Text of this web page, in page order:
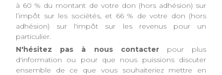
à 60 % du montant de votre don (hors adhésion) sur
l’impôt sur les sociétés, et 66 % de votre don (hors
adhésion) sur l'impôt sur les revenus pour un
particulier.
N'hésitez pas à nous contacterpour plus
d'information ou pour que nous puissions discuter
ensemble de ce que vous souhaiteriez mettre en